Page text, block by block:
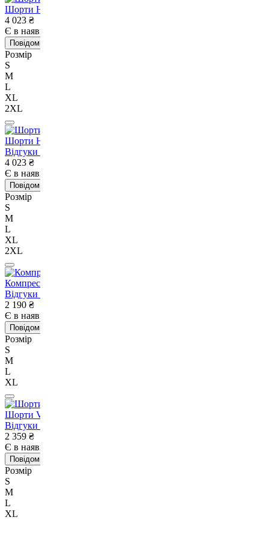
Шорти Hayabusa Men's Layered Performance Shorts Grey-S
4 023 ₴
Є в наявності
Повідомити про наявність
Розмір
S
M
L
XL
2XL
Шорти Hayabusa Men's Layered Performance Shorts-S
Відгуки
4 023 ₴
Є в наявності
Повідомити про наявність
Розмір
S
M
L
XL
2XL
Компресійні шорти для RDX MMA T16 BLACK-XL
Відгуки
2 190 ₴
Є в наявності
Повідомити про наявність
Розмір
S
M
L
XL
Шорти Venum G-Fit Training Shorts Black Gold S
Відгуки
2 359 ₴
Є в наявності
Повідомити про наявність
Розмір
S
M
L
XL